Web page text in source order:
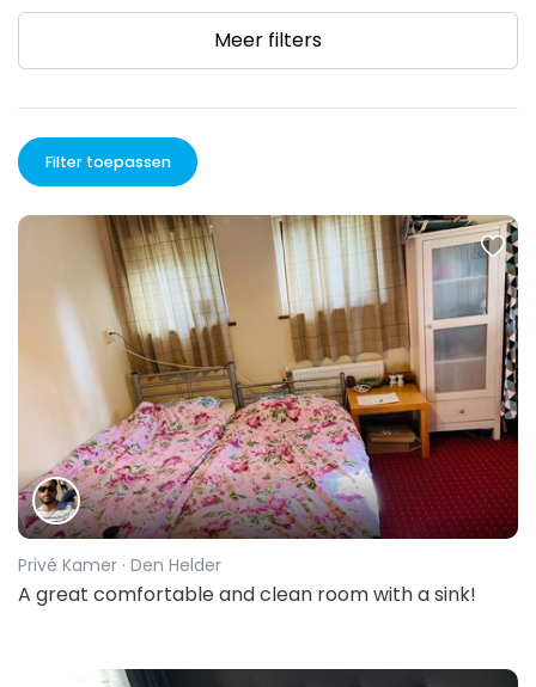
Meer filters
Filter toepassen
Privé Kamer · Den Helder
A great comfortable and clean room with a sink!